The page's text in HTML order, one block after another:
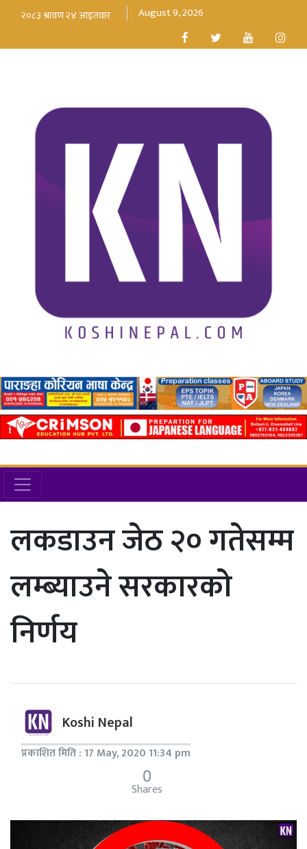
August 9, 2026
लकडाउन जेठ २० गतेसम्म
लम्ब्याउने सरकारको
निर्णय
Koshi Nepal
प्रकाशित मिति : 17 May, 2020 11:34 pm
0
Shares